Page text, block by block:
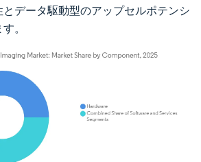
データ駆動型のアップセルポテンシ
。